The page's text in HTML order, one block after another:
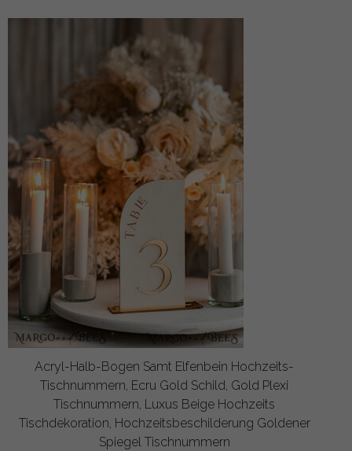
Acryl-Halb-Bogen Samt Elfenbein Hochzeits-
Tischnummern, Ecru Gold Schild, Gold Plexi
Tischnummern, Luxus Beige Hochzeits
Tischdekoration, Hochzeitsbeschilderung Goldener
Spiegel Tischnummern